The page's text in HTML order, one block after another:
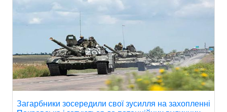
Загарбники зосередили свої зусилля на захопленні